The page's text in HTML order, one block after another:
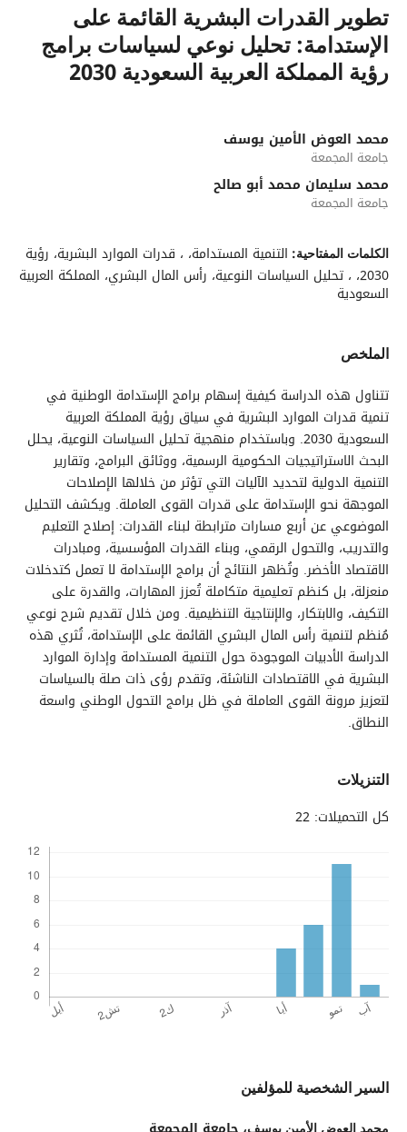
تطوير القدرات البشرية القائمة على
الإستدامة: تحليل نوعي لسياسات برامج
رؤية المملكة العربية السعودية 2030
محمد العوض الأمين يوسف
جامعة المجمعة
محمد سليمان محمد أبو صالح
جامعة المجمعة
الكلمات المفتاحية: التنمية المستدامة، ، قدرات الموارد البشرية، رؤية
2030، ، تحليل السياسات النوعية، رأس المال البشري، المملكة العربية
السعودية
الملخص
تتناول هذه الدراسة كيفية إسهام برامج الإستدامة الوطنية في
تنمية قدرات الموارد البشرية في سياق رؤية المملكة العربية
السعودية 2030. وباستخدام منهجية تحليل السياسات النوعية، يحلل
البحث الاستراتيجيات الحكومية الرسمية، ووثائق البرامج، وتقارير
التنمية الدولية لتحديد الآليات التي تؤثر من خلالها الإصلاحات
الموجهة نحو الإستدامة على قدرات القوى العاملة. ويكشف التحليل
الموضوعي عن أربع مسارات مترابطة لبناء القدرات: إصلاح التعليم
والتدريب، والتحول الرقمي، وبناء القدرات المؤسسية، ومبادرات
الاقتصاد الأخضر. وتُظهر النتائج أن برامج الإستدامة لا تعمل كتدخلات
منعزلة، بل كنظم تعليمية متكاملة تُعزز المهارات، والقدرة على
التكيف، والابتكار، والإنتاجية التنظيمية. ومن خلال تقديم شرح نوعي
مُنظم لتنمية رأس المال البشري القائمة على الإستدامة، تُثري هذه
الدراسة الأدبيات الموجودة حول التنمية المستدامة وإدارة الموارد
البشرية في الاقتصادات الناشئة، وتقدم رؤى ذات صلة بالسياسات
لتعزيز مرونة القوى العاملة في ظل برامج التحول الوطني واسعة
النطاق.
التنزيلات
كل التحميلات: 22
السير الشخصية للمؤلفين
محمد العوض الأمين يوسف،